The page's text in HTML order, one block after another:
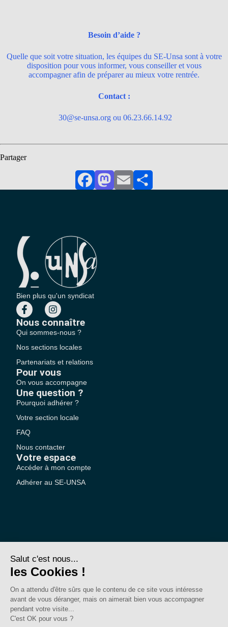
Besoin d’aide ?
Quelle que soit votre situation, les équipes du SE-Unsa sont à votre
disposition pour vous informer, vous conseiller et vous
accompagner afin de préparer au mieux votre rentrée.
Contact :
30@se-unsa.org ou 06.23.66.14.92
Partager
FacebookMastodon
EmailPartager
Bien plus qu'un syndicat
Nous connaître
Qui sommes-nous ?
Nos sections locales
Partenariats et relations
Pour vous
On vous accompagne
Une question ?
Pourquoi adhérer ?
Votre section locale
FAQ
Nous contacter
Votre espace
Accéder à mon compte
Adhérer au SE-UNSA
SE-Unsa est un syndicat de l’UNSA